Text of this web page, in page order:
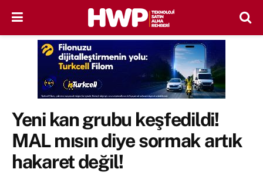
Yeni kan grubu keşfedildi!
MAL mısın diye sormak artık
hakaret değil!